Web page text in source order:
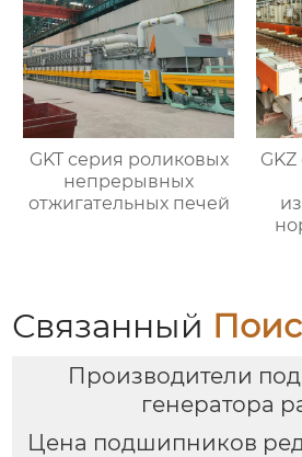
GKT серия роликовых
непрерывных
отжигательных печей
Связанный
Производители
генератора
Цена подшипников